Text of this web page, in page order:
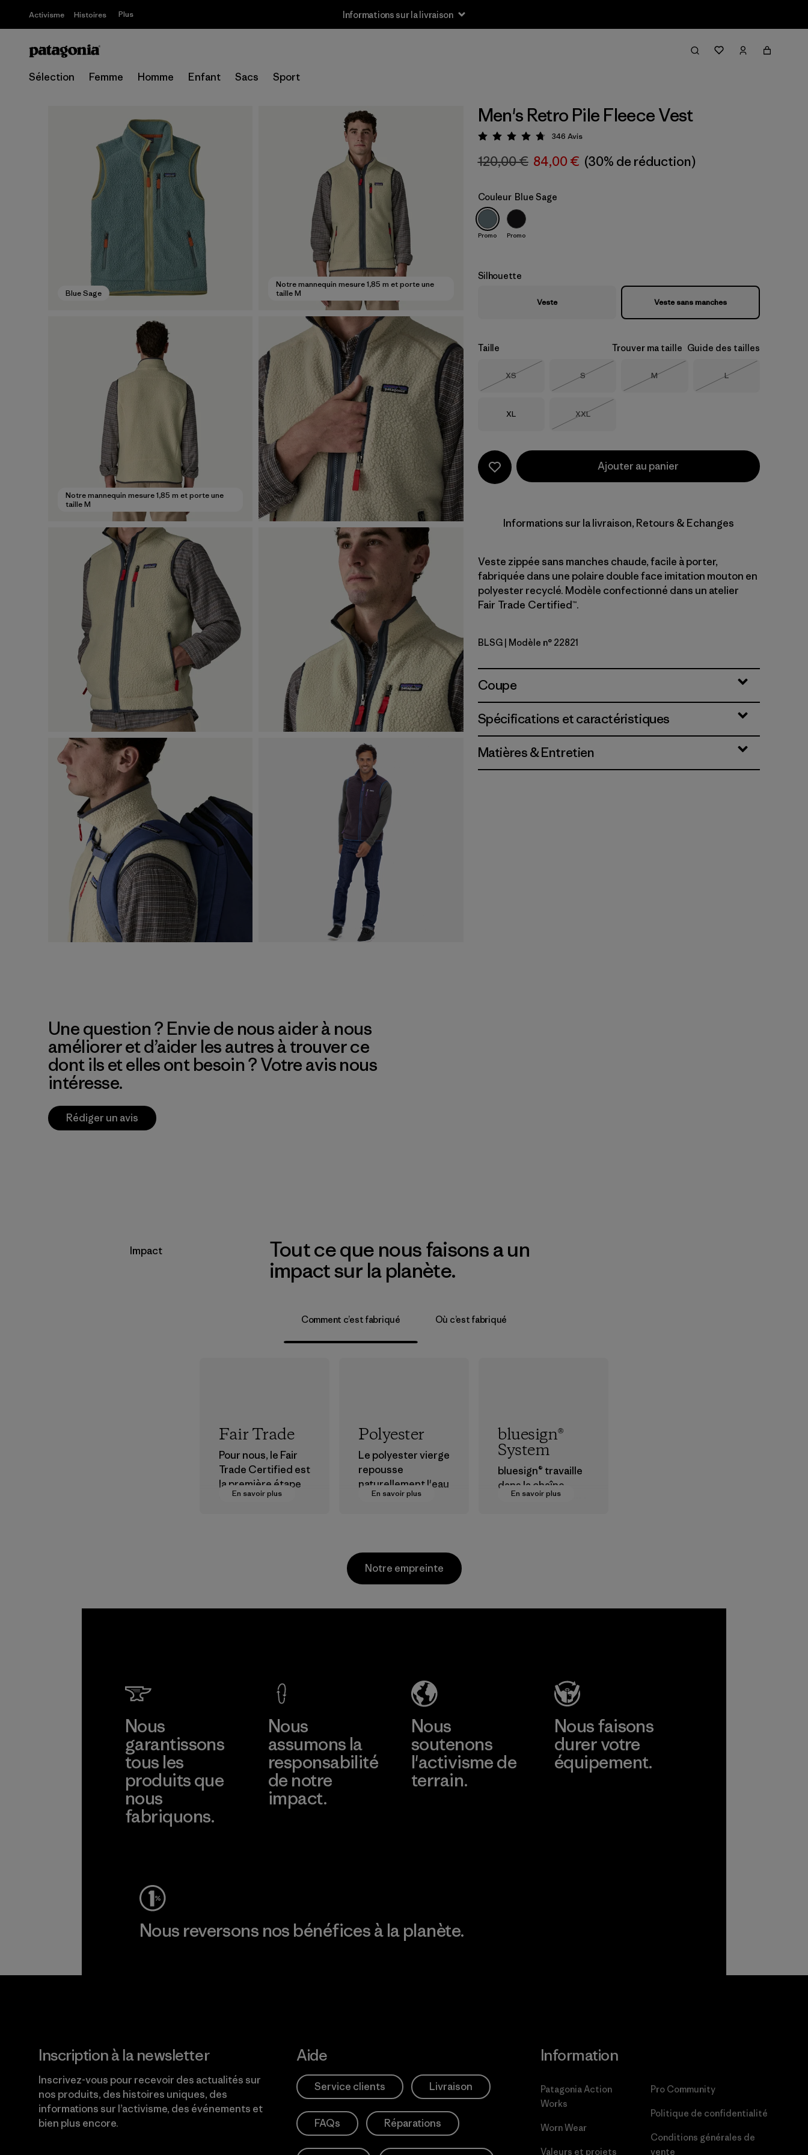
Activisme Histoires Plus Informations sur la livraison
Sélection Femme Homme Enfant Sacs Sport
Blue Sage
Notre mannequin mesure 1,85 m et porte une
taille M
Notre mannequin mesure 1,85 m et porte une
taille M
Men's Retro Pile Fleece Vest
Évaluation: 4.8 / 5
346 Avis
120,00 € 84,00 € (30% de réduction)
Couleur Blue Sage
Promo Promo
Silhouette
Veste Veste sans manches
Taille Trouver ma taille Guide des tailles
Taille
XS
Taille
S
Taille
M
Taille
L
Taille
XL Taille
XXL
Ajouter au panier
Informations sur la livraison, Retours & Echanges
Veste zippée sans manches chaude, facile à porter,
fabriquée dans une polaire double face imitation mouton en
polyester recyclé. Modèle confectionné dans un atelier
Fair Trade Certified™.
Blue Sage
BLSG | Modèle n° 22821
Coupe
Spécifications et caractéristiques
Matières & Entretien
Une question ? Envie de nous aider à nous
améliorer et d’aider les autres à trouver ce
dont ils et elles ont besoin ? Votre avis nous
intéresse.
Rédiger un avis
Impact
Tout ce que nous faisons a un
impact sur la planète.
Comment c’est fabriqué Où c’est fabriqué
En savoir plus
Fair Trade
Pour nous, le Fair
Trade Certified est
la première étape
vers des
En savoir plus
Polyester
Le polyester vierge
repousse
naturellement l'eau
et est très
En savoir plus
bluesign®
System
bluesign® travaille
dans la chaîne
d’approvisionneme
En savoir plus
Eheliyagoda
Notre empreinte
Nous
garantissons
tous les
produits que
nous
fabriquons.
Nous
assumons la
responsabilité
de notre
impact.
Nous
soutenons
l'activisme de
terrain.
Nous faisons
durer votre
équipement.
Nous reversons nos bénéfices à la planète.
Inscription à la newsletter
Inscrivez-vous pour recevoir des actualités sur
nos produits, des histoires uniques, des
informations sur l’activisme, des événements et
bien plus encore.
Aide
Service clients Livraison
FAQs Réparations
Information
Patagonia Action
Works
Worn Wear
Valeurs et projets
Pro Community
Politique de confidentialité
Conditions générales de
vente